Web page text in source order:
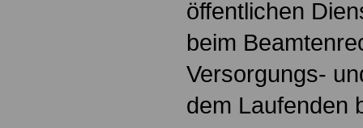
öffentlichen
beim
Versorgungs-
dem Laufenden